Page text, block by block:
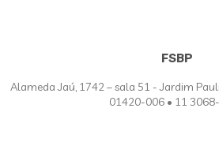
FSBP
Alameda Jaú, 1742 – sala 51 - Jardim
01420-006 • 11